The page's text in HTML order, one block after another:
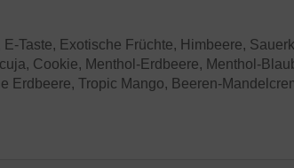
Taste, Exotische Früchte, Himbeere,
Cookie, Menthol-Erdbeere, Menthol-
Erdbeere, Tropic Mango, Beeren-